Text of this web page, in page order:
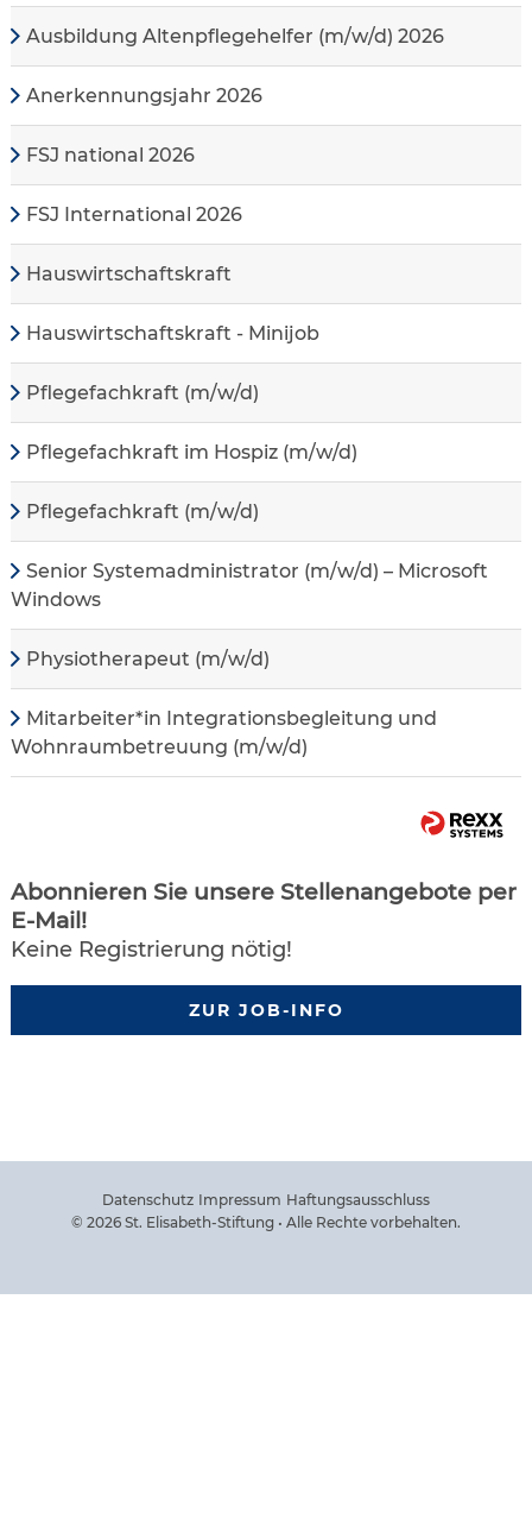
Ausbildung Altenpflegehelfer (m/w/d) 2026
Anerkennungsjahr 2026
FSJ national 2026
FSJ International 2026
Hauswirtschaftskraft
Hauswirtschaftskraft - Minijob
Pflegefachkraft (m/w/d)
Pflegefachkraft im Hospiz (m/w/d)
Pflegefachkraft (m/w/d)
Senior Systemadministrator (m/w/d) – Microsoft
Windows
Physiotherapeut (m/w/d)
Mitarbeiter*in Integrationsbegleitung und
Wohnraumbetreuung (m/w/d)
Abonnieren Sie unsere Stellenangebote per
E-Mail!
Keine Registrierung nötig!
ZUR JOB-INFO
Datenschutz Impressum Haftungsausschluss
© 2026 St. Elisabeth-Stiftung • Alle Rechte vorbehalten.